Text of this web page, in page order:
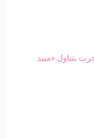
بتناول «مبيد